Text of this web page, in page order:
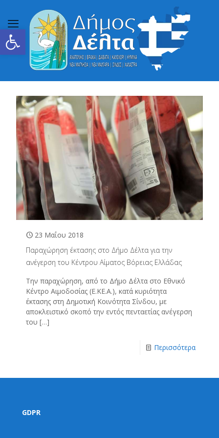
Ανοίξτε τη γραμμή εργαλείων
23 Μαΐου 2018
Παραχώρηση έκτασης στο Δήμο Δέλτα για την
ανέγερση του Κέντρου Αίματος Βόρειας Ελλάδας
Την παραχώρηση, από το Δήμο Δέλτα στο Εθνικό
Κέντρο Αιμοδοσίας (Ε.ΚΕ.Α.), κατά κυριότητα
έκτασης στη Δημοτική Κοινότητα Σίνδου, με
αποκλειστικό σκοπό την εντός πενταετίας ανέγερση
του […]
Περισσότερα
GDPR